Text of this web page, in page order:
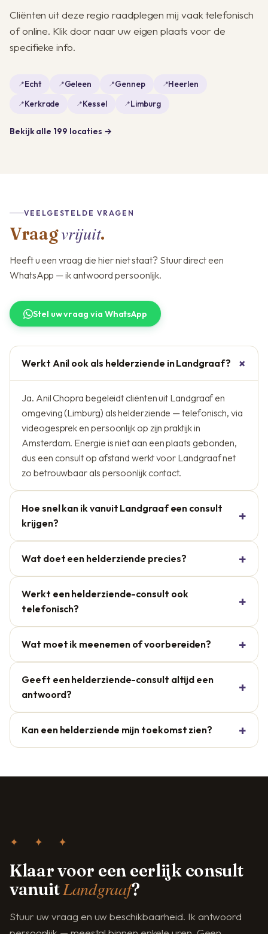
Cliënten uit deze regio raadplegen mij vaak telefonisch
of online. Klik door naar uw eigen plaats voor de
specifieke info.
Echt Geleen Gennep
Heerlen
Kerkrade
Kessel Limburg
Bekijk alle 199 locaties →
VEELGESTELDE VRAGEN
Vraagvrijuit.
Heeft u een vraag die hier niet staat? Stuur direct een
WhatsApp — ik antwoord persoonlijk.
Stel uw vraag via WhatsApp
Werkt Anil ook als helderziende in Landgraaf?
Ja. Anil Chopra begeleidt cliënten uit Landgraaf en
omgeving (Limburg) als helderziende — telefonisch, via
videogesprek en persoonlijk op zijn praktijk in
Amsterdam. Energie is niet aan een plaats gebonden,
dus een consult op afstand werkt voor Landgraaf net
zo betrouwbaar als persoonlijk contact.
Hoe snel kan ik vanuit Landgraaf een consult
krijgen?
Wat doet een helderziende precies?
Werkt een helderziende-consult ook
telefonisch?
Wat moet ik meenemen of voorbereiden?
Geeft een helderziende-consult altijd een
antwoord?
Kan een helderziende mijn toekomst zien?
✦ ✦ ✦
Klaar voor een eerlijk consult
vanuitLandgraaf?
Stuur uw vraag en uw beschikbaarheid. Ik antwoord